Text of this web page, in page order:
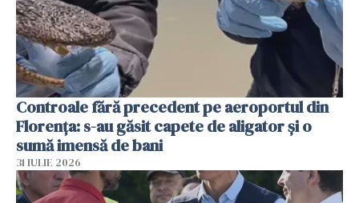
Controale fără precedent pe aeroportul din
Florența: s-au găsit capete de aligator și o
sumă imensă de bani
31 IULIE 2026